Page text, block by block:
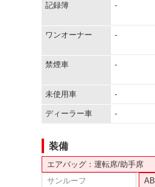
記録簿 -
ワンオーナー -
禁煙車 -
未使用車 -
ディーラー車 -
装備
エアバッグ：運転席/助手席
サンルーフ